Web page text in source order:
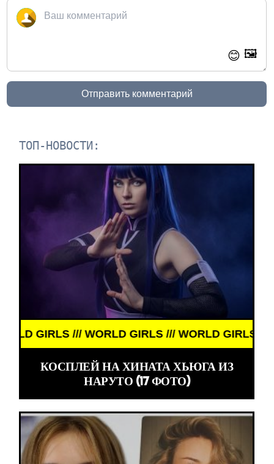
😊 🖼️
Отправить комментарий
ТОП-НОВОСТИ:
WORLD GIRLS /// WORLD GIRLS ///
КОСПЛЕЙ НА ХИНАТА ХЬЮГА ИЗ
НАРУТО (17 ФОТО)